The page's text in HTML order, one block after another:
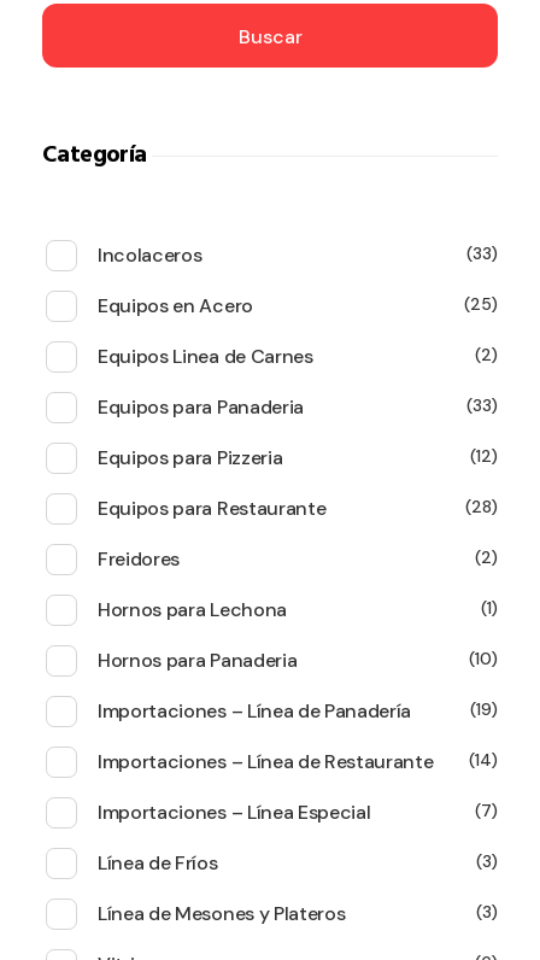
Buscar
Categoría
Incolaceros 33
Equipos en Acero 25
Equipos Linea de Carnes 2
Equipos para Panaderia 33
Equipos para Pizzeria 12
Equipos para Restaurante 28
Freidores 2
Hornos para Lechona 1
Hornos para Panaderia 10
Importaciones – Línea de Panadería 19
Importaciones – Línea de Restaurante 14
Importaciones – Línea Especial 7
Línea de Fríos 3
Línea de Mesones y Plateros 3